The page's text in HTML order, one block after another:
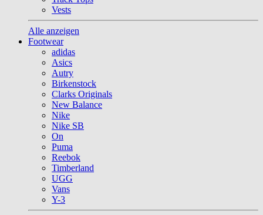
Vests
Alle anzeigen
Footwear
adidas
Asics
Autry
Birkenstock
Clarks Originals
New Balance
Nike
Nike SB
On
Puma
Reebok
Timberland
UGG
Vans
Y-3